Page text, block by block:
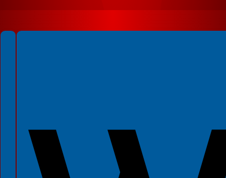
Spełniamy standardy WCAG 2.2
Spełniamy standardy W3C